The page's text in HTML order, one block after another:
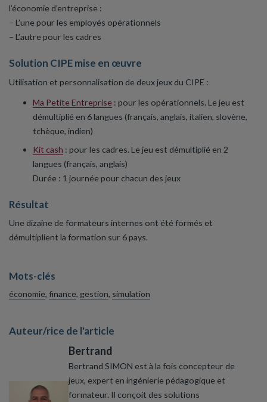
l’économie d’entreprise :
– L’une pour les employés opérationnels
– L’autre pour les cadres
Solution CIPE mise en œuvre
Utilisation et personnalisation de deux jeux du CIPE :
Ma Petite Entreprise : pour les opérationnels. Le jeu est
démultiplié en 6 langues (français, anglais, italien, slovène,
tchèque, indien)
Kit cash : pour les cadres. Le jeu est démultiplié en 2
langues (français, anglais)
Durée : 1 journée pour chacun des jeux
Résultat
Une dizaine de formateurs internes ont été formés et
démultiplient la formation sur 6 pays.
Mots-clés
économie, finance, gestion, simulation
Auteur/rice de l'article
Bertrand
Bertrand SIMON est à la fois concepteur de
jeux, expert en ingénierie pédagogique et
formateur. Il conçoit des solutions